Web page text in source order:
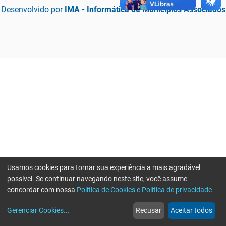
Desenvolvido por IMA - Informática de Municípios Associados
web
Notícias
more_horiz
Mais
Usamos cookies para tornar sua experiência a mais agradável
possível. Se continuar navegando neste site, você assume
concordar com nossa Política de Cookies e Política de privacidade
Gerenciar Cookies... Recusar Aceitar todos
Erro ao enviar informações, por favor tente novamente